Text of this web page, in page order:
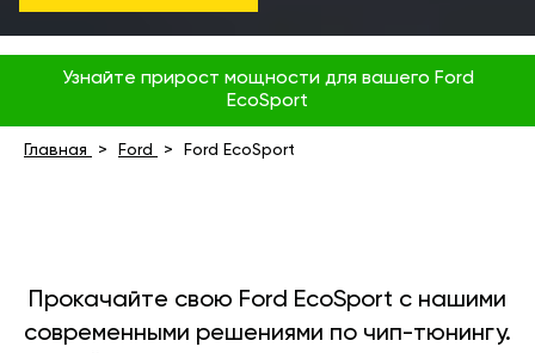
Узнайте прирост мощности для вашего Ford
EcoSport
Главная Ford Ford EcoSport
Прокачайте свою Ford EcoSport с нашими
современными решениями по чип-тюнингу.